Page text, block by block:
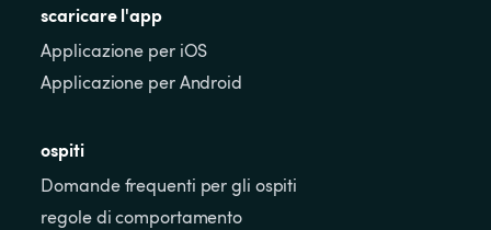
scaricare l'app
Applicazione per iOS
Applicazione per Android
ospiti
Domande frequenti per gli ospiti
regole di comportamento